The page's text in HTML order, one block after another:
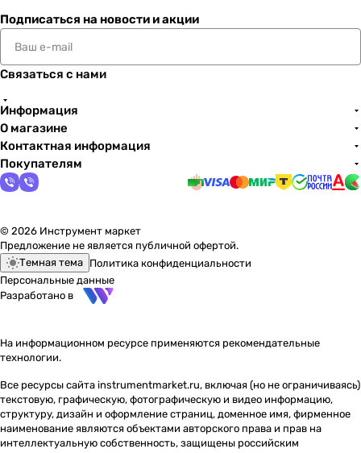
Подписаться на новости и акции
Связаться с нами
Информация
О магазине
Контактная информация
Покупателям
© 2026 Инструмент маркет
Предложение не является публичной офертой.
Темная тема Политика конфиденциальности
Персональные данные
Разработано в
На информационном ресурсе применяются рекомендательные
технологии.
Все ресурсы сайта instrumentmarket.ru, включая (но не ограничиваясь)
текстовую, графическую, фотографическую и видео информацию,
структуру, дизайн и оформление страниц, доменное имя, фирменное
наименование являются объектами авторского права и прав на
интеллектуальную собственность, защищены российским